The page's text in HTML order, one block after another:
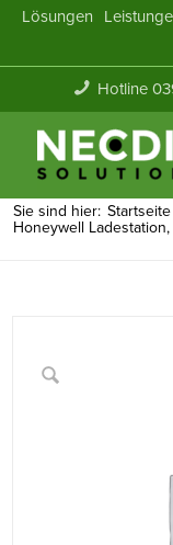
Lösungen
Hotline
Sie sind hier: Startseite
Honeywell Ladestation,